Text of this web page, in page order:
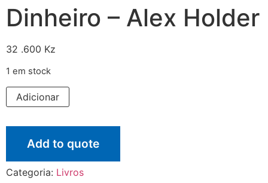
Dinheiro – Alex Holder
32 .600 Kz
1 em stock
Adicionar
Add to quote
Categoria: Livros